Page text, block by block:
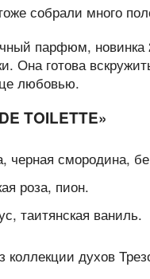
парфюм, новинка
Она готова
любовью.
TOILETTE»
черная смородина,
роза, пион.
таитянская ваниль.